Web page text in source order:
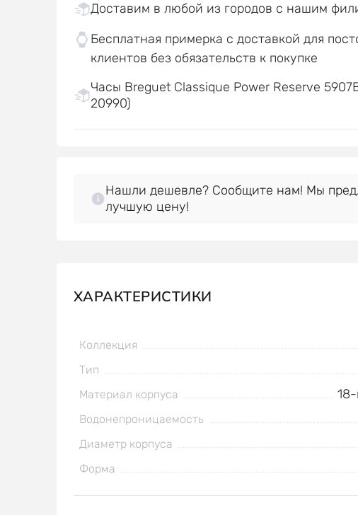
Доставим в любой из городов с нашим
Бесплатная примерка с доставкой для
клиентов без обязательств к покупке
Часы Breguet Classique Power Reserve
20990)
Нашли дешевле? Сообщите нам! Мы
лучшую цену!
ХАРАКТЕРИСТИКИ
Коллекция
Тип
Материал корпуса
Водонепроницаемость
Диаметр корпуса
Форма